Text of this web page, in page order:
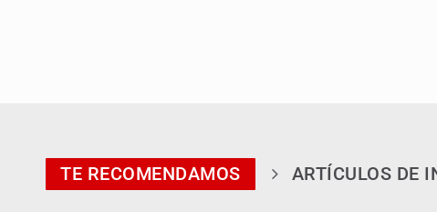
TE RECOMENDAMOS ARTÍCULOS DE